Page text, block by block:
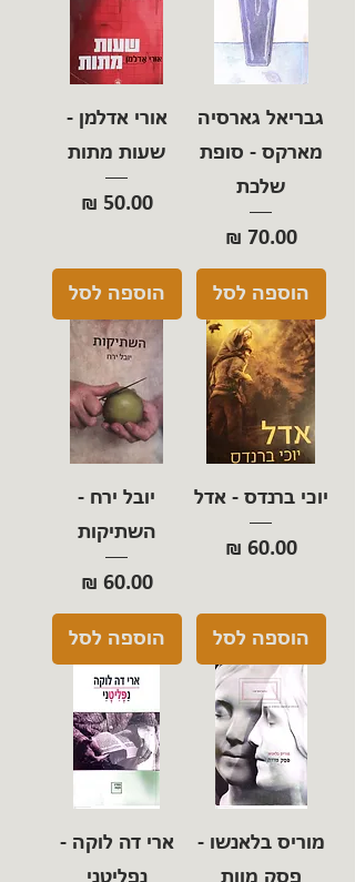
גבריאל גארסיה
מארקס - סופת
שלכת
מחיר‏70.00 ‏₪
הוספה לסל
אורי אדלמן -
שעות מתות
מחיר‏50.00 ‏₪
הוספה לסל
יוכי ברנדס - אדל
מחיר‏60.00 ‏₪
הוספה לסל
יובל ירח -
השתיקות
מחיר‏60.00 ‏₪
הוספה לסל
מוריס בלאנשו -
ארי דה לוקה -